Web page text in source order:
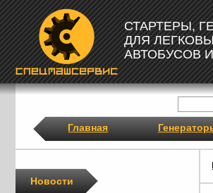
СТАРТЕРЫ,
ДЛЯ
АВТОБУСОВ
Главная
Новости